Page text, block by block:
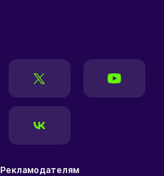
Рекламодателям